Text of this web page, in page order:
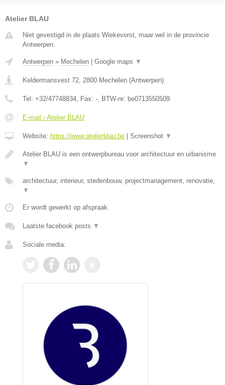
Atelier BLAU
Niet gevestigd in de plaats Wiekevorst, maar wel in de provincie
Antwerpen.
Antwerpen » Mechelen | Google maps ▼
Keldermansvest 72 2800 Mechelen (Antwerpen)
Tel: +32/47748834 , Fax: - , BTW-nr: be0713550509
E-mail › Atelier BLAU
Website: https://www.atelierblau.be | Screenshot ▼
Atelier BLAU is een ontwerpbureau voor architectuur en urbanisme
▼
architectuur, interieur, stedenbouw, projectmanagement, renovatie,
▼
Er wordt gewerkt op afspraak.
Laatste facebook posts ▼
Sociale media: